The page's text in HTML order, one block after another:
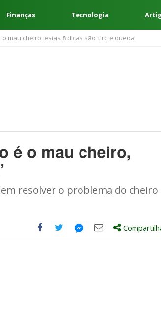
Finanças Tecnologia
mau cheiro, estas 8 dicas são ‘tiro e queda’
é o mau cheiro,
resolver o problema do cheiro
Compartilhe
CompartilheCompartilhe